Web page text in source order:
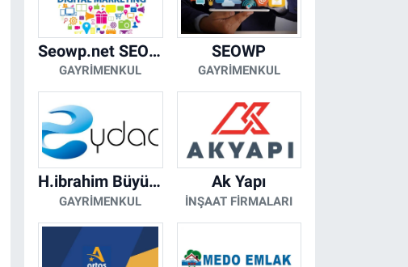
Seowp.net SEO Hizmetleri
GAYRIMENKUL
SEOWP
GAYRIMENKUL
H.ibrahim Büyükacar
GAYRIMENKUL
Ak Yapı
İNŞAAT FIRMALARI